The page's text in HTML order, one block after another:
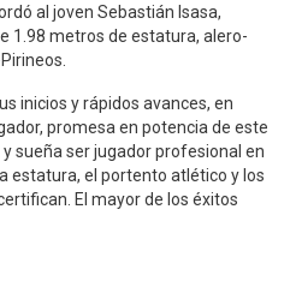
al joven Sebastián Isasa,
1.98 metros de estatura, alero-
inicios y rápidos avances, en
promesa en potencia de este
sueña ser jugador profesional en
estatura, el portento atlético y los
El mayor de los éxitos